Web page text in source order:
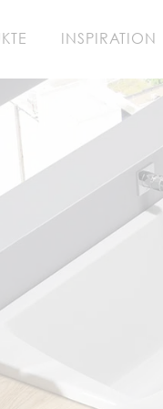
INSPIRATION